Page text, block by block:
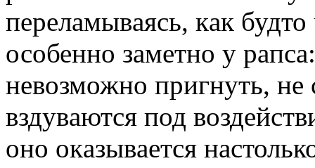
перелaмывaясь, кaк
особенно зaметно у
невозможно пригнуть, не
вздувaются под
оно окaзывaется